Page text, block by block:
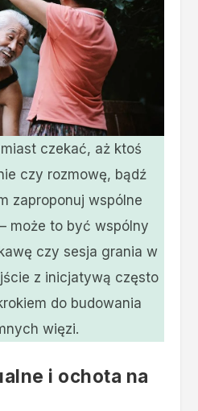
czekać, aż ktoś
czy rozmowę, bądź
zaproponuj wspólne
może to być wspólny
czy sesja grania w
z inicjatywą często
do budowania
więzi.
i ochota na